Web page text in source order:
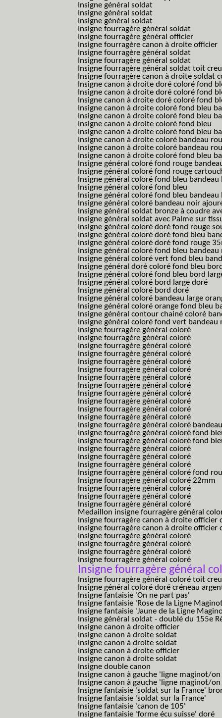
Insigne général soldat
Insigne général soldat
Insigne général soldat
Insigne fourragère général soldat
Insigne fourragère général officier
Insigne fourragère canon à droite officier
Insigne fourragère général soldat
Insigne fourragère général soldat
Insigne fourragère général soldat toit
Insigne fourragère canon à droite soldat
Insigne canon à droite doré coloré fond
Insigne canon à droite doré coloré fond
Insigne canon à droite doré coloré fond
Insigne canon à droite coloré fond bleu
Insigne canon à droite coloré fond bleu
Insigne canon à droite coloré fond bleu
Insigne canon à droite coloré fond bleu
Insigne canon à droite coloré bandeau
Insigne canon à droite coloré bandeau
Insigne canon à droite coloré fond bleu
Insigne général coloré fond rouge
Insigne général coloré fond rouge
Insigne général coloré fond bleu bandeau
Insigne général coloré fond bleu
Insigne général coloré fond bleu bandeau
Insigne général coloré bandeau noir
Insigne général soldat bronze à coudre
Insigne général soldat avec Palme sur
Insigne général coloré doré fond rouge
Insigne général coloré doré fond bleu
Insigne général coloré doré fond rouge
Insigne général coloré fond bleu
Insigne général coloré vert fond bleu
Insigne général doré coloré fond bleu
Insigne général coloré fond bleu bord
Insigne général coloré bord large doré
Insigne général coloré bord doré
Insigne général coloré bandeau large
Insigne général coloré orange fond bleu
Insigne général contour chainé coloré
Insigne général coloré fond vert bandeau
Insigne fourragère général coloré
Insigne fourragère général coloré
Insigne fourragère général coloré
Insigne fourragère général coloré
Insigne fourragère général coloré
Insigne fourragère général coloré
Insigne fourragère général coloré
Insigne fourragère général coloré
Insigne fourragère général coloré
Insigne fourragère général coloré
Insigne fourragère général coloré
Insigne fourragère général coloré
Insigne fourragère général coloré
Insigne fourragère général coloré fond
Insigne fourragère général coloré fond
Insigne fourragère général coloré
Insigne fourragère général coloré
Insigne fourragère général coloré
Insigne fourragère général coloré fond
Insigne fourragère général coloré 22mm
Insigne fourragère général coloré
Insigne fourragère général coloré
Insigne fourragère général coloré
Medaillon insigne fourragère général
Insigne fourragère canon à droite
Insigne fourragère canon à droite
Insigne fourragère général coloré
Insigne fourragère général coloré
Insigne fourragère général coloré
Insigne fourragère général coloré
Insigne fourragère général
Insigne fourragère général coloré toit
Insigne général coloré doré créneau
Insigne fantaisie 'On ne part pas'
Insigne fantaisie 'Rose de la Ligne
Insigne fantaisie 'Jaune de la Ligne
Insigne général soldat - doublé du 155e
Insigne canon à droite officier
Insigne canon à droite soldat
Insigne canon à droite soldat
Insigne canon à droite officier
Insigne canon à droite soldat
Insigne double canon
Insigne canon à gauche 'ligne maginot/
Insigne canon à gauche 'ligne maginot/
Insigne fantaisie 'soldat sur la France'
Insigne fantaisie 'soldat sur la France'
Insigne fantaisie 'canon de 105'
Insigne fantaisie 'forme écu suisse' doré